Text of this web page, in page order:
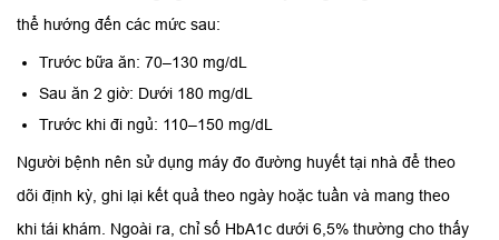
thể hướng đến các mức sau:
Trước bữa ăn: 70–130 mg/dL
Sau ăn 2 giờ: Dưới 180 mg/dL
Trước khi đi ngủ: 110–150 mg/dL
Người bệnh nên sử dụng máy đo đường huyết tại nhà để theo
dõi định kỳ, ghi lại kết quả theo ngày hoặc tuần và mang theo
khi tái khám. Ngoài ra, chỉ số HbA1c dưới 6,5% thường cho thấy